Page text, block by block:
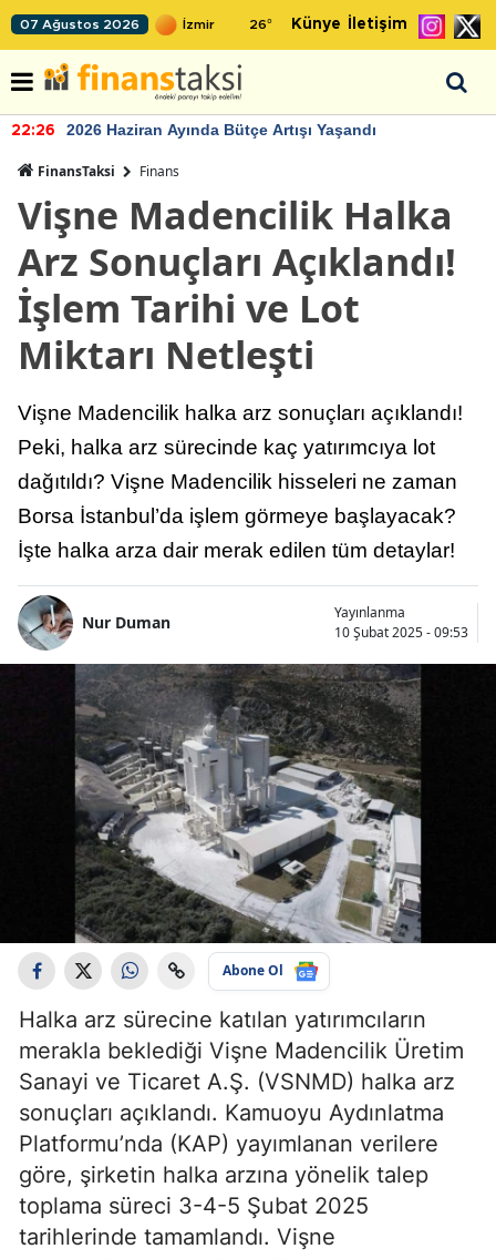
07 Ağustos 2026 26° Künye İletişim
22:26 2026 Haziran Ayında Bütçe Artışı Yaşandı
FinansTaksi Finans
Vişne Madencilik Halka
Arz Sonuçları Açıklandı!
İşlem Tarihi ve Lot
Miktarı Netleşti
Vişne Madencilik halka arz sonuçları açıklandı!
Peki, halka arz sürecinde kaç yatırımcıya lot
dağıtıldı? Vişne Madencilik hisseleri ne zaman
Borsa İstanbul’da işlem görmeye başlayacak?
İşte halka arza dair merak edilen tüm detaylar!
Nur Duman
Yayınlanma
10 Şubat 2025 - 09:53
Abone Ol
Halka arz sürecine katılan yatırımcıların
merakla beklediği Vişne Madencilik Üretim
Sanayi ve Ticaret A.Ş. (VSNMD) halka arz
sonuçları açıklandı. Kamuoyu Aydınlatma
Platformu’nda (KAP) yayımlanan verilere
göre, şirketin halka arzına yönelik talep
toplama süreci 3-4-5 Şubat 2025
tarihlerinde tamamlandı. Vişne